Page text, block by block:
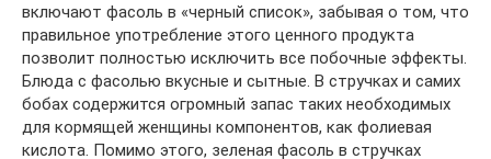
включают фасоль в «черный список», забывая о том, что
правильное употребление этого ценного продукта
позволит полностью исключить все побочные эффекты.
Блюда с фасолью вкусные и сытные. В стручках и самих
бобах содержится огромный запас таких необходимых
для кормящей женщины компонентов, как фолиевая
кислота. Помимо этого, зеленая фасоль в стручках